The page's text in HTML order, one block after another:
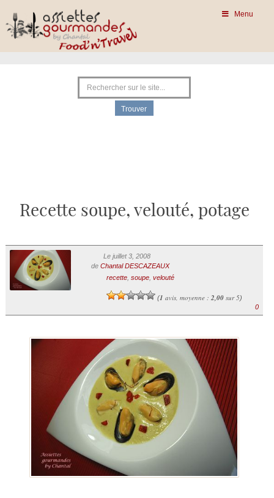
Menu
Recette soupe, velouté, potage
Le juillet 3, 2008
de Chantal DESCAZEAUX
recette, soupe, velouté
(1 avis, moyenne : 2,00sur 5)
0